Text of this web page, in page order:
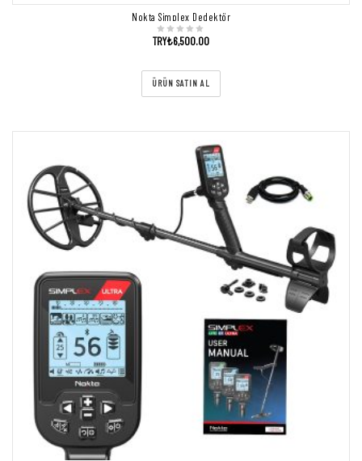
Nokta Simplex Dedektör
TRY₺6,500.00
ÜRÜN SATIN AL